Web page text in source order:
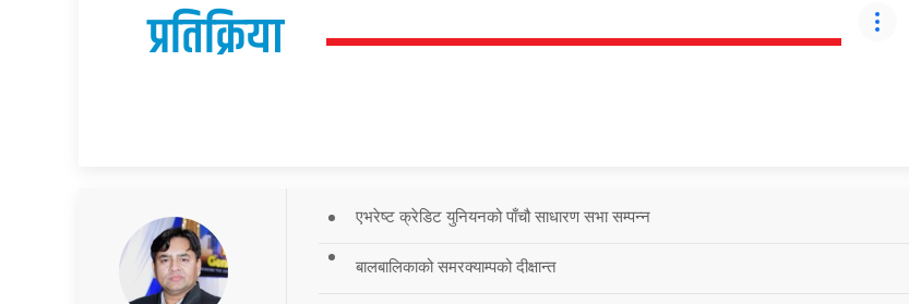
प्रतिक्रिया
एभरेष्ट क्रेडिट युनियनको पाँचौ साधारण सभा सम्पन्न
बालबालिकाको समरक्याम्पको दीक्षान्त